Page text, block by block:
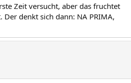
Zeit versucht, aber das fruchtet
denkt sich dann: NA PRIMA,